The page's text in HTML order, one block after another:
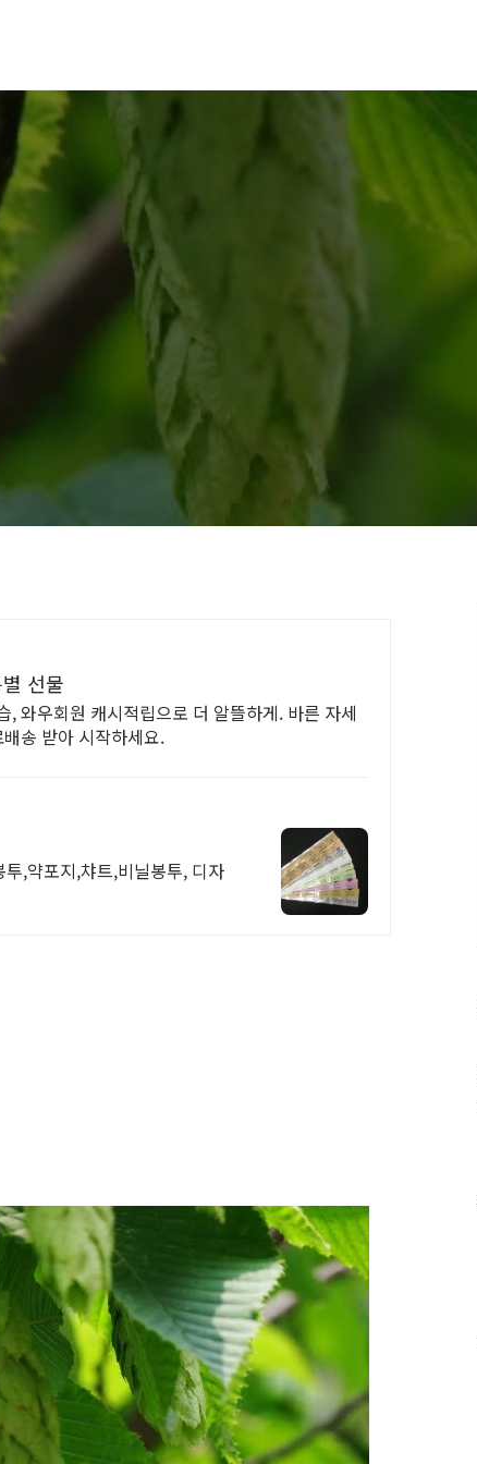
선물
와우회원 캐시적립으로 더 알뜰하게. 바른 자세
송 받아 시작하세요.
,약포지,챠트,비닐봉투, 디자